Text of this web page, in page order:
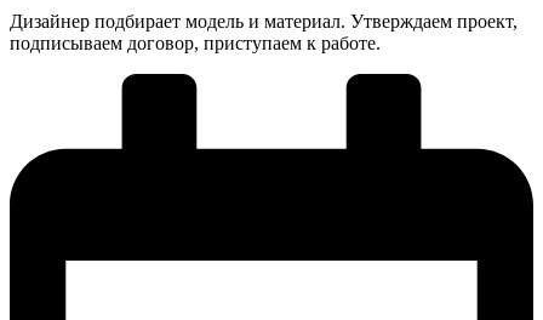
Дизайнер подбирает модель и материал. Утверждаем проект,
подписываем договор, приступаем к работе.